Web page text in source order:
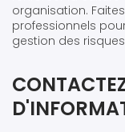
organisation.
professionnels
gestion des